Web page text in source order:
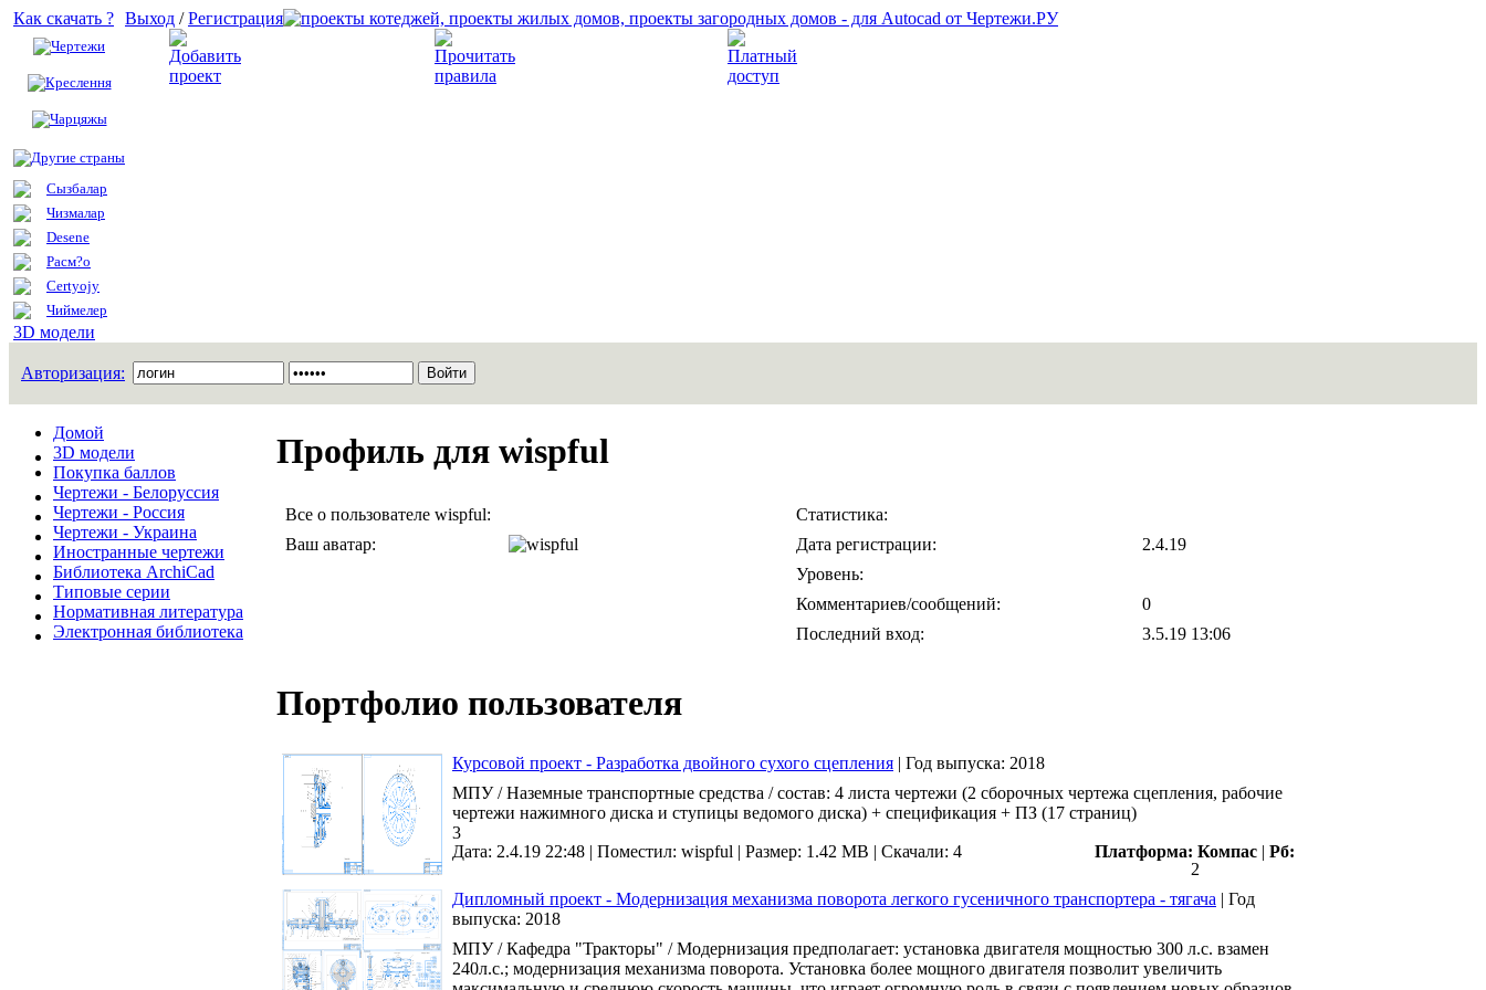
Как скачать ?
Чертежи
Креслення
Чарцяжы
Другие страны
Сызбалар
Чизмалар
Desene
Расм?о
Certyojy
Чиймелер
3D модели
Выход /Регистрация
Авторизация:
Домой
3D модели
Покупка баллов
Чертежи - Белоруссия
Чертежи - Россия
Чертежи - Украина
Иностранные чертежи
Библиотека ArchiCad
Типовые серии
Нормативная литература
Электронная библиотека
Профиль для wispful
Все о пользователе wispful:
Ваш аватар:
Статистика:
Дата регистрации:
2.4.19
Уровень:
Комментариев/сообщений:
0
Последний вход:
3.5.19 13:06
Портфолио пользователя
Курсовой проект - Разработка двойного сухого сцепления | Год выпуска: 2018
МПУ / Наземные транспортные средства / состав: 4 листа чертежи (2 сборочных чертежа сцепления, рабочие
чертежи нажимного диска и ступицы ведомого диска) + спецификация + ПЗ (17 страниц)
3
Дата: 2.4.19 22:48 | Поместил: wispful | Размер: 1.42 MB | Скачали: 4 Платформа: Компас | Рб:
2
Дипломный проект - Модернизация механизма поворота легкого гусеничного транспортера - тягача | Год
выпуска: 2018
МПУ / Кафедра "Тракторы" / Модернизация предполагает: установка двигателя мощностью 300 л.с. взамен
240л.с.; модернизация механизма поворота. Установка более мощного двигателя позволит увеличить